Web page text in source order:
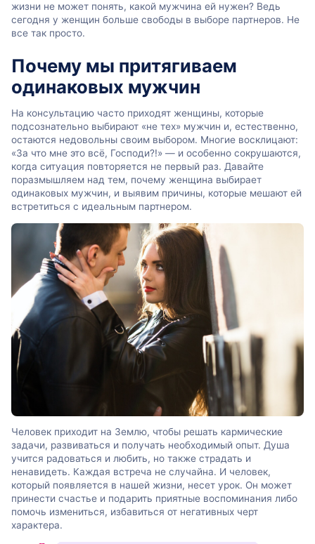
жизни не может понять, какой мужчина ей нужен? Ведь
сегодня у женщин больше свободы в выборе партнеров. Не
все так просто.
Почему мы притягиваем
одинаковых мужчин
На консультацию часто приходят женщины, которые
подсознательно выбирают «не тех» мужчин и, естественно,
остаются недовольны своим выбором. Многие восклицают:
«За что мне это всё, Господи?!» — и особенно сокрушаются,
когда ситуация повторяется не первый раз. Давайте
поразмышляем над тем, почему женщина выбирает
одинаковых мужчин, и выявим причины, которые мешают ей
встретиться с идеальным партнером.
Человек приходит на Землю, чтобы решать кармические
задачи, развиваться и получать необходимый опыт. Душа
учится радоваться и любить, но также страдать и
ненавидеть. Каждая встреча не случайна. И человек,
который появляется в нашей жизни, несет урок. Он может
принести счастье и подарить приятные воспоминания либо
помочь измениться, избавиться от негативных черт
характера.